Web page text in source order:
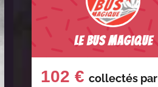
Le Bus Magique
102 € collectés par